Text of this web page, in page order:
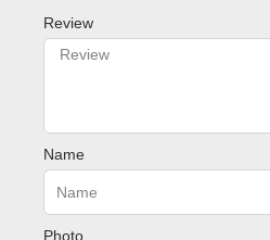
Review
Name
Photo